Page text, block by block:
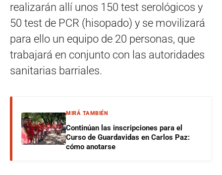
realizarán allí unos 150 test serológicos y
50 test de PCR (hisopado) y se movilizará
para ello un equipo de 20 personas, que
trabajará en conjunto con las autoridades
sanitarias barriales.
MIRÁ TAMBIÉN
Continúan las inscripciones para el
Curso de Guardavidas en Carlos Paz:
cómo anotarse